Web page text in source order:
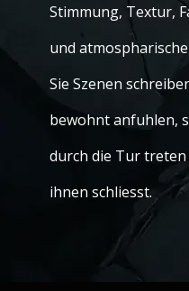
Stimmung, Textur,
und
Sie Szenen
bewohnt anfuhlen,
durch die Tur
ihnen schliesst.